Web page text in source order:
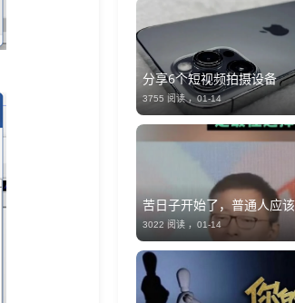
分享6个短视频拍摄设备
3755 阅读 ，01-14
苦日子开始了，普通人应
3022 阅读 ，01-14